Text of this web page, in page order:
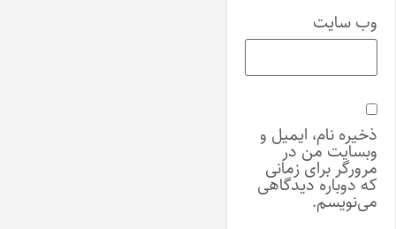
وب‌ سایت
ذخیره نام، ایمیل و
وبسایت من در
مرورگر برای زمانی
که دوباره دیدگاهی
می‌نویسم.